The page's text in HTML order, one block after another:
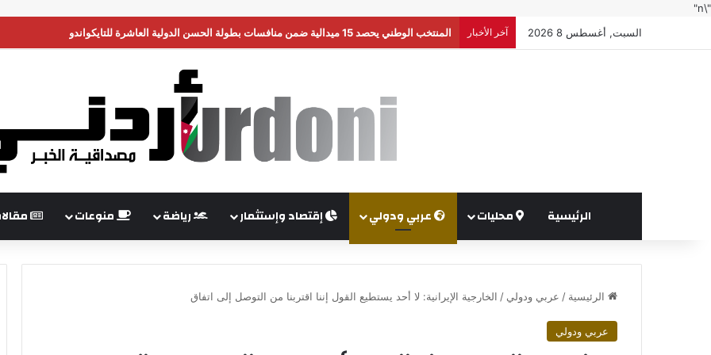
"\n"
السبت, أغسطس 8 2026
آخر الأخبار إعلام إسرائيلي: واشنطن تضغط على إسرائيل لبدء هدنة في غزة
الرئيسية محليات عربي ودولي إقتصاد وإستثمار رياضة منوعات
الرئيسية / عربي ودولي / الخارجية الإيرانية: لا أحد يستطيع القول إننا اقتربنا من التوصل إلى اتفاق
عربي ودولي